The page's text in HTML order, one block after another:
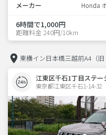
メーカー Honda
6時間で1,000円
距離料金 240円/10km
東横イン日本橋三越前A4（
江東区千石1丁目ステー
東京都江東区千石1-14-32